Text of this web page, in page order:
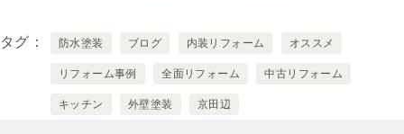
タグ 防水塗装 ブログ 内装リフォーム オススメ
リフォーム事例 全面リフォーム 中古リフォーム
キッチン 外壁塗装 京田辺